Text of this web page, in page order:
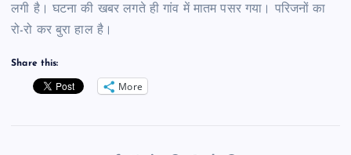
लगी है। घटना की खबर लगते ही गांव में मातम पसर गया। परिजनों का
रो-रो कर बुरा हाल है।
Share this:
More